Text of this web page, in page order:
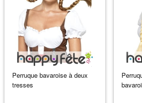
Perruque bavaroise à deux
tresses